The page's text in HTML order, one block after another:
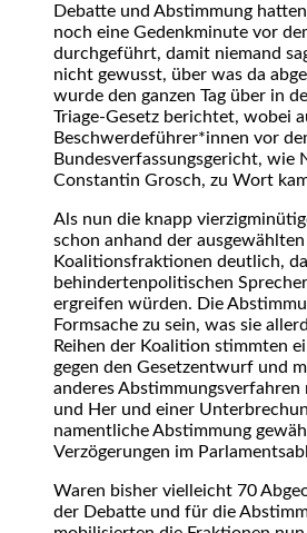
Debatte und Abstimmung
noch eine Gedenkminute vor
durchgeführt, damit niemand
nicht gewusst, über was da
wurde den ganzen Tag über in
Triage-Gesetz berichtet, wobei
Beschwerdeführer*innen vor
Bundesverfassungsgericht, wie
Constantin Grosch, zu Wort
Als nun die knapp
schon anhand der
Koalitionsfraktionen deutlich,
behindertenpolitischen
ergreifen würden. Die
Formsache zu sein, was sie
Reihen der Koalition stimmten
gegen den Gesetzentwurf und
anderes
und Her und einer
namentliche Abstimmung
Verzögerungen im
Waren bisher vielleicht 70
der Debatte und für die